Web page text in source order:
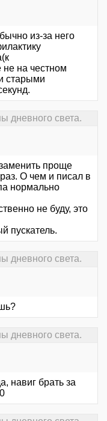
из-за него
на честном
старыми
дневного света.
проще
О чем и писал в
нормально
не буду, это
пускатель.
дневного света.
дневного света.
навиг брать за